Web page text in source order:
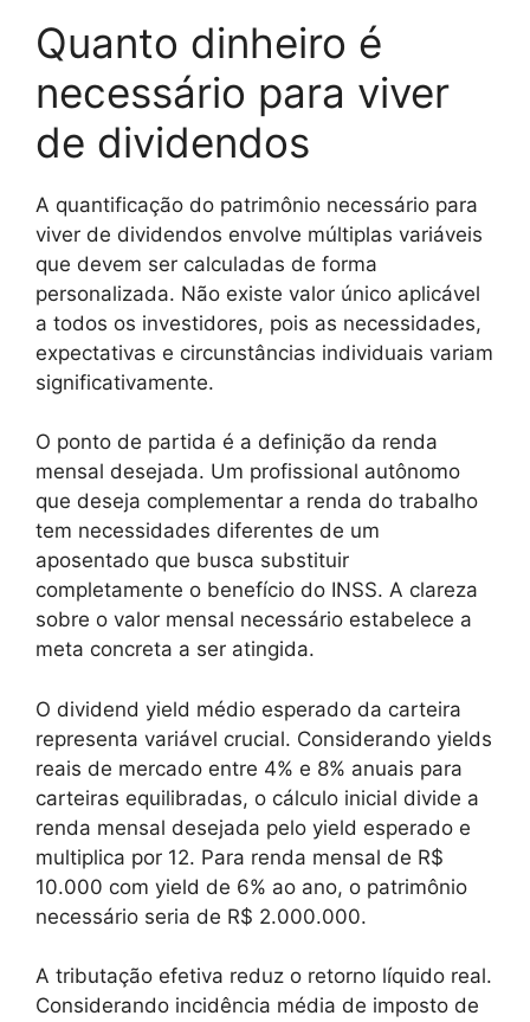
Quanto dinheiro é
necessário para viver
de dividendos
A quantificação do patrimônio necessário para
viver de dividendos envolve múltiplas variáveis
que devem ser calculadas de forma
personalizada. Não existe valor único aplicável
a todos os investidores, pois as necessidades,
expectativas e circunstâncias individuais variam
significativamente.
O ponto de partida é a definição da renda
mensal desejada. Um profissional autônomo
que deseja complementar a renda do trabalho
tem necessidades diferentes de um
aposentado que busca substituir
completamente o benefício do INSS. A clareza
sobre o valor mensal necessário estabelece a
meta concreta a ser atingida.
O dividend yield médio esperado da carteira
representa variável crucial. Considerando yields
reais de mercado entre 4% e 8% anuais para
carteiras equilibradas, o cálculo inicial divide a
renda mensal desejada pelo yield esperado e
multiplica por 12. Para renda mensal de R$
10.000 com yield de 6% ao ano, o patrimônio
necessário seria de R$ 2.000.000.
A tributação efetiva reduz o retorno líquido real.
Considerando incidência média de imposto de